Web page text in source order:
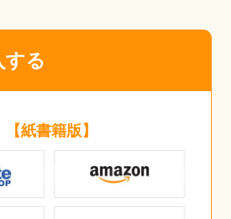
する
【紙書籍版】